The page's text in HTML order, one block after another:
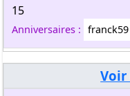
15
Anniversaires : franck59